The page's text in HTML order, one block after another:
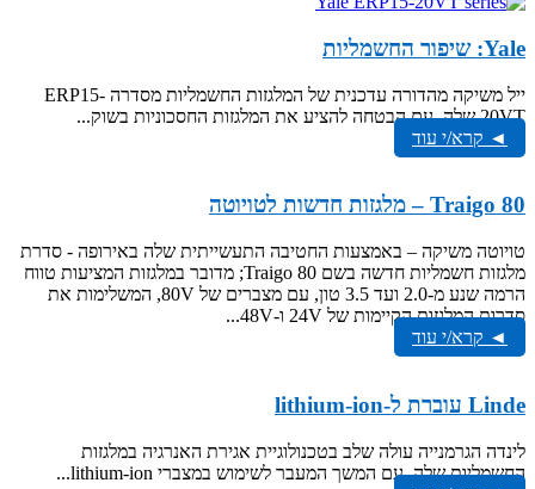
Yale: שיפור החשמליות
ייל משיקה מהדורה עדכנית של המלגזות החשמליות מסדרה ERP15-
20VT שלה, עם הבטחה להציע את המלגזות החסכוניות בשוק...
◄ קרא/י עוד
Traigo 80 – מלגזות חדשות לטויוטה
טויוטה משיקה – באמצעות החטיבה התעשייתית שלה באירופה - סדרת
מלגזות חשמליות חדשה בשם Traigo 80; מדובר במלגזות המציעות טווח
הרמה שנע מ-2.0 ועד 3.5 טון, עם מצברים של 80V, המשלימות את
סדרות המלגזות הקיימות של 24V ו-48V...
◄ קרא/י עוד
Linde עוברת ל-lithium-ion
לינדה הגרמנייה עולה שלב בטכנולוגיית אגירת האנרגיה במלגזות
החשמליות שלה, עם המשך המעבר לשימוש במצברי lithium-ion...